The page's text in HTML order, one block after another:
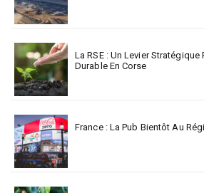
La RSE : Un Levier
Durable En Corse
France : La Pub Bientôt Au